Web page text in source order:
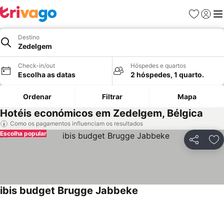
Favoritos
Iniciar
Destino
Zedelgem
Check-in/out
Escolha as datas
Hóspedes e quartos
2 hóspedes, 1 quarto.
Ordenar Filtrar Mapa
Hotéis económicos em Zedelgem, Bélgica
Como os pagamentos influenciam os resultados
Partilhar
Escolha popular
ibis budget Brugge Jabbeke